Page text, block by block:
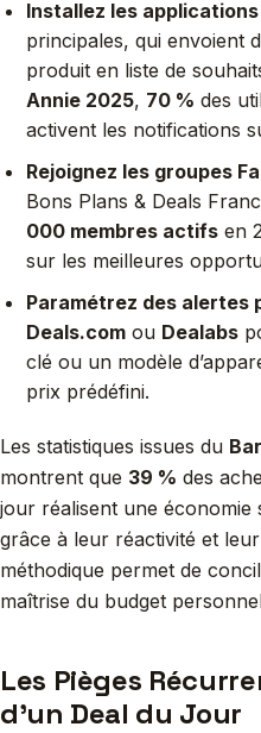
Installez les
principales, qui envoient
produit en liste de
Annie 2025, 70 % des
activent les notifications
Rejoignez les groupes
Bons Plans & Deals
000 membres actifs en
sur les meilleures
Paramétrez des alertes
Deals.com ou Dealabs
clé ou un modèle
prix prédéfini.
Les statistiques issues du
montrent que 39 % des
jour réalisent une économie
grâce à leur réactivité et
méthodique permet de
maîtrise du budget
Les Pièges
d’un Deal du Jour